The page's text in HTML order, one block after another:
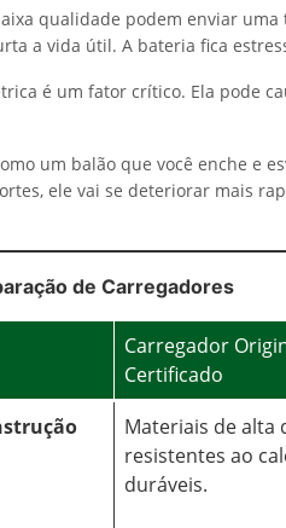
qualidade podem enviar
a vida útil. A bateria fica
é um fator crítico. Ela pode
um balão que você enche e
ele vai se deteriorar mais
de Carregadores
Carregador
Certificado
Materiais de alta
resistentes ao
duráveis.